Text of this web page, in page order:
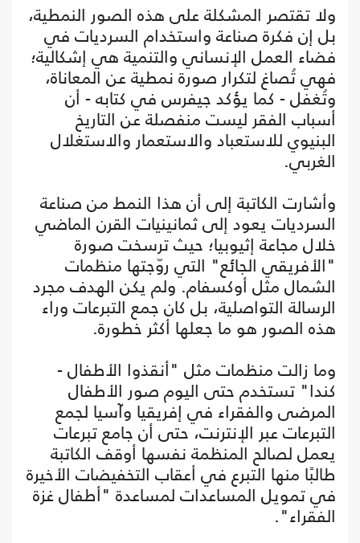
ولا تقتصر المشكلة على هذه الصور النمطية،
بل إن فكرة صناعة واستخدام السرديات في
فضاء العمل الإنساني والتنمية هي إشكالية؛
فهي تُصاغ لتكرار صورة نمطية عن المعاناة،
وتُغفل - كما يؤكد جيفرس في كتابه - أن
أسباب الفقر ليست منفصلة عن التاريخ
البنيوي للاستعباد والاستعمار والاستغلال
الغربي.
وأشارت الكاتبة إلى أن هذا النمط من صناعة
السرديات يعود إلى ثمانينيات القرن الماضي
خلال مجاعة إثيوبيا؛ حيث ترسخت صورة
"الأفريقي الجائع" التي روّجتها منظمات
الشمال مثل أوكسفام. ولم يكن الهدف مجرد
الرسالة التواصلية، بل كان جمع التبرعات وراء
هذه الصور هو ما جعلها أكثر خطورة.
وما زالت منظمات مثل "أنقذوا الأطفال -
كندا" تستخدم حتى اليوم صور الأطفال
المرضى والفقراء في إفريقيا وآسيا لجمع
التبرعات عبر الإنترنت، حتى أن جامع تبرعات
يعمل لصالح المنظمة نفسها أوقف الكاتبة
طالبًا منها التبرع في أعقاب التخفيضات الأخيرة
في تمويل المساعدات لمساعدة "أطفال غزة
الفقراء".